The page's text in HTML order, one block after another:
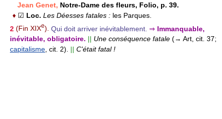
Jean Genet, Notre-Dame des fleurs, Folio, p. 39.
♦ ☑ Loc. Les Déesses fatales : les Parques.
2 (Fin XIXe). Qui doit arriver inévitablement. ⇒ Immanquable,
inévitable, obligatoire. || Une conséquence fatale (→ Art, cit. 37;
capitalisme, cit. 2). || C'était fatal !